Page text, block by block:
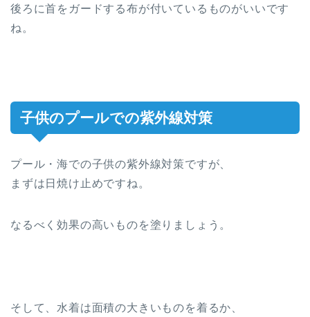
後ろに首をガードする布が付いているものがいいです
ね。
子供のプールでの紫外線対策
プール・海での子供の紫外線対策ですが、
まずは日焼け止めですね。
なるべく効果の高いものを塗りましょう。
そして、水着は面積の大きいものを着るか、